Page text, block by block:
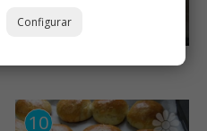
Configurar